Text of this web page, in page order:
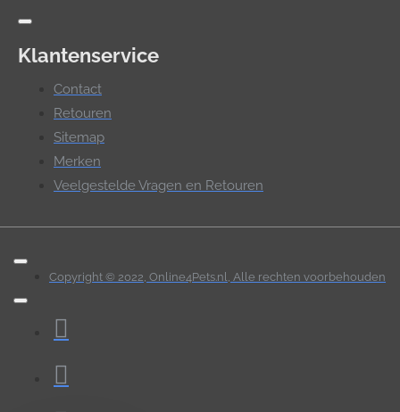
Klantenservice
Contact
Retouren
Sitemap
Merken
Veelgestelde Vragen en Retouren
Copyright © 2022, Online4Pets.nl, Alle rechten voorbehouden